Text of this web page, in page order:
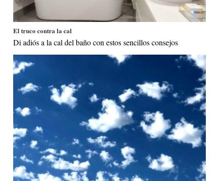
El truco contra la cal
Di adiós a la cal del baño con estos sencillos consejos